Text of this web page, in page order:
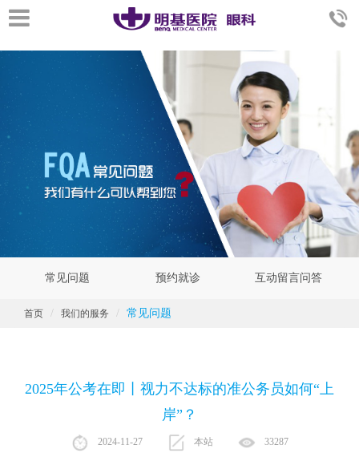
常见问题 预约就诊 互动留言问答
首页 我们的服务 常见问题
2025年公考在即丨视力不达标的准公务员如何“上
岸”？
2024-11-27 本站 33287